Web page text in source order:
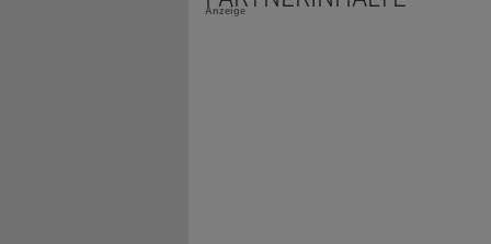
seines
Anzeige